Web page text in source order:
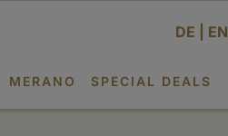
DE EN
MERANO SPECIAL DEALS